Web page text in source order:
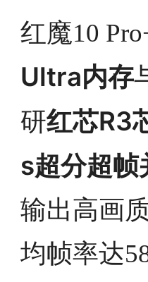
红魔10
Ultra内存
研红芯R3
s超分超帧
输出高画
均帧率达